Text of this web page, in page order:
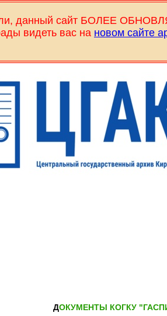
данный сайт БОЛЕЕ
видеть вас на новом сайте
ДОКУМЕНТЫ КОГКУ